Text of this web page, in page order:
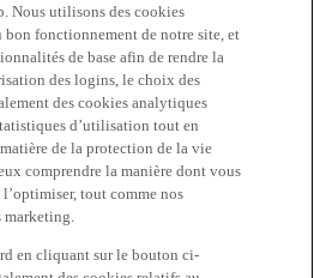
Nous utilisons des cookies
fonctionnement de notre site, et
de base afin de rendre la
des logins, le choix des
des cookies analytiques
d’utilisation tout en
de la protection de la vie
comprendre la manière dont vous
tout comme nos
en cliquant sur le bouton ci-